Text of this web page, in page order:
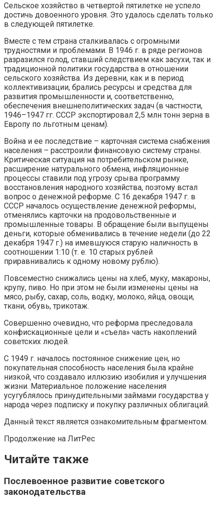
Сельское хозяйство в четвертой пятилетке не успело
достичь довоенного уровня. Это удалось сделать только
в следующей пятилетке.
Вместе с тем страна сталкивалась с огромными
трудностями и проблемами. В 1946 г. в ряде регионов
разразился голод, ставший следствием как засухи, так и
традиционной политики государства в отношении
сельского хозяйства. Из деревни, как и в период
коллективизации, брались ресурсы и средства для
развития промышленности и, соответственно,
обеспечения внешнеполитических задач (в частности,
1946–1947 гг. СССР экспортировал 2,5 млн тонн зерна в
Европу по льготным ценам).
Война и ее последствие – карточная система снабжения
населения – расстроили финансовую систему страны.
Критическая ситуация на потребительском рынке,
расширение натурального обмена, инфляционные
процессы ставили под угрозу срыва программу
восстановления народного хозяйства, поэтому встал
вопрос о денежной реформе. С 16 декабря 1947 г. в
СССР началось осуществление денежной реформы,
отменялись карточки на продовольственные и
промышленные товары. В обращение были выпущены
деньги, которые обменивались в течение недели (до 22
декабря 1947 г.) на имевшуюся старую наличность в
соотношении 1:10 (т. е. 10 старых рублей
приравнивались к одному новому рублю).
Повсеместно снижались цены на хлеб, муку, макароны,
крупу, пиво. Но при этом не были изменены цены на
мясо, рыбу, сахар, соль, водку, молоко, яйца, овощи,
ткани, обувь, трикотаж.
Совершенно очевидно, что реформа преследовала
конфискационные цели и «съела» часть накоплений
советских людей.
С 1949 г. началось постоянное снижение цен, но
покупательная способность населения была крайне
низкой, что создавало иллюзию изобилия и улучшения
жизни. Материальное положение населения
усугублялось принудительными займами государства у
народа через подписку и покупку различных облигаций.
Данный текст является ознакомительным фрагментом.
Продолжение на ЛитРес
Читайте также
Послевоенное развитие советского
законодательства